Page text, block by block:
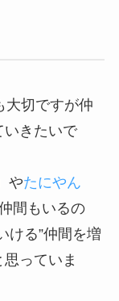
大切ですが仲
いきたいで
やたにやん
間もいるの
ける”仲間を増
っていま